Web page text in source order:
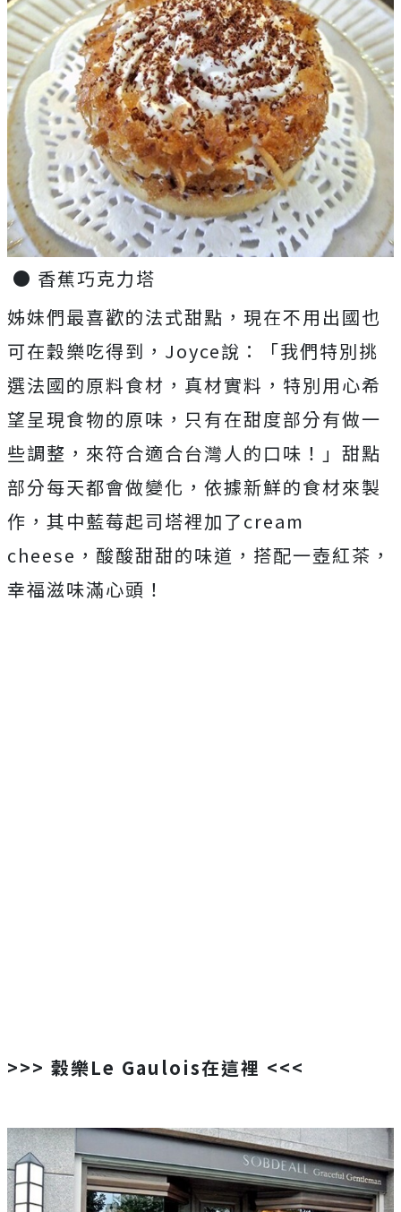
● 香蕉巧克力塔
姊妹們最喜歡的法式甜點，現在不用出國也
可在穀樂吃得到，Joyce說：「我們特別挑
選法國的原料食材，真材實料，特別用心希
望呈現食物的原味，只有在甜度部分有做一
些調整，來符合適合台灣人的口味！」甜點
部分每天都會做變化，依據新鮮的食材來製
作，其中藍莓起司塔裡加了cream
cheese，酸酸甜甜的味道，搭配一壺紅茶，
幸福滋味滿心頭！
>>> 穀樂Le Gaulois在這裡 <<<